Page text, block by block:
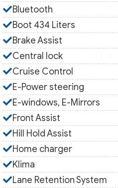
Bluetooth
Boot 434 Liters
Brake Assist
Central lock
Cruise Control
E-Power steering
E-windows, E-Mirrors
Front Assist
Hill Hold Assist
Home charger
Klima
Lane Retention System